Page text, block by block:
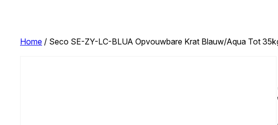
Home / Seco SE-ZY-LC-BLUA Opvouwbare Krat Blauw/Aqua Tot